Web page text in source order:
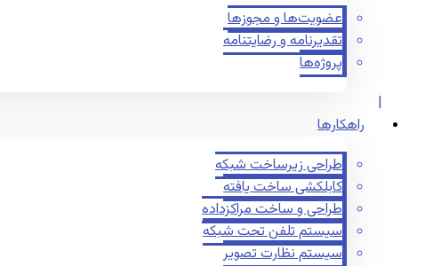
عضویت‌ها و مجوزها
تقدیرنامه و رضایتنامه
پروژه‌ها
راهکارها
طراحی زیرساخت شبکه
کابلکشی ساخت یافته
طراحی و ساخت مراکزداده
سیستم تلفن تحت شبکه
سیستم نظارت تصویر